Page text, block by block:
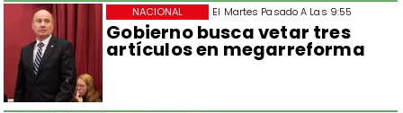
El Martes Pasado A Las 9:55
Gobierno busca vetar tres
artículos en megarreforma
NACIONAL